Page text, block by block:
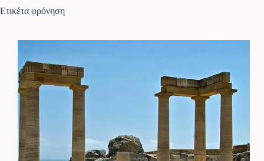
Ετικέτα φρόνηση